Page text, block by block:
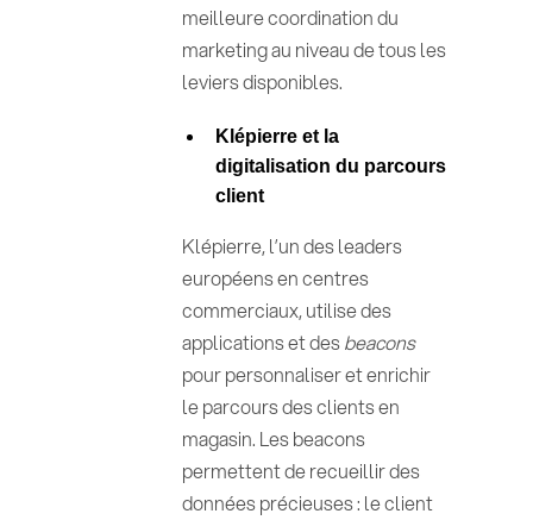
meilleure coordination du
marketing au niveau de tous les
leviers disponibles.
Klépierre et la
digitalisation du parcours
client
Klépierre, l’un des leaders
européens en centres
commerciaux, utilise des
applications et desbeacons
pour personnaliser et enrichir
le parcours des clients en
magasin. Les beacons
permettent de recueillir des
données précieuses : le client